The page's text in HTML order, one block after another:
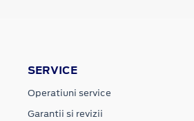
SERVICE
Operatiuni service
Garantii si revizii